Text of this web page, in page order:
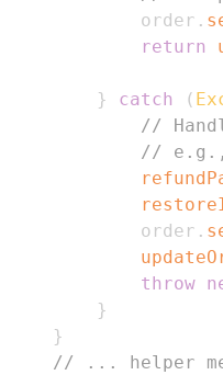
            order
.
return
} catch (
//
// e.g.,
            order
.
throw
}
}
// ... helper